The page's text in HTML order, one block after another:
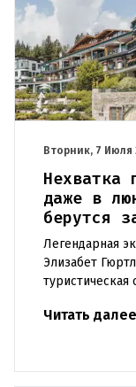
Вторник, 7 Июля
Нехватка
даже в
берутся
Легендарная
Элизабет
В борьбе за
Читать далее